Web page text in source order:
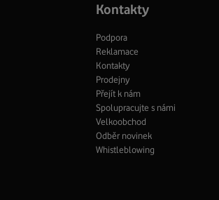
Kontakty
Podpora
Reklamace
Kontakty
Prodejny
Přejít k nám
Spolupracujte s námi
Velkoobchod
Odběr novinek
Whistleblowing